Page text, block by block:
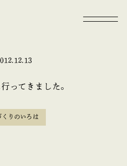
ってきました。
くりのいろは